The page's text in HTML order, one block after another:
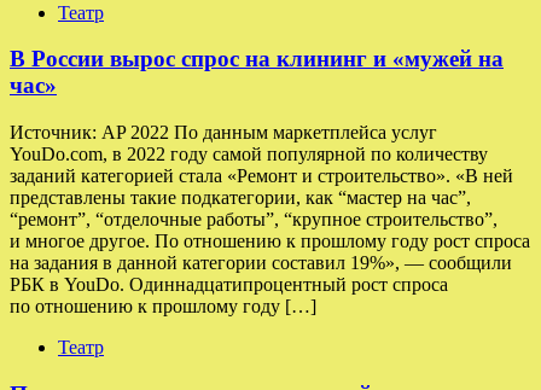
Театр
В России вырос спрос на клининг и «мужей на
час»
Источник: AP 2022 По данным маркетплейса услуг
YouDo.com, в 2022 году самой популярной по количеству
заданий категорией стала «Ремонт и строительство». «В ней
представлены такие подкатегории, как “мастер на час”,
“ремонт”, “отделочные работы”, “крупное строительство”,
и многое другое. По отношению к прошлому году рост спроса
на задания в данной категории составил 19%», — сообщили
РБК в YouDo. Одиннадцатипроцентный рост спроса
по отношению к прошлому году […]
Театр